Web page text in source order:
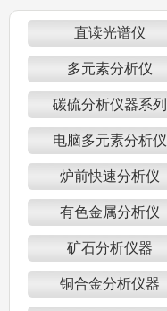
直读光谱仪
多元素分析仪
碳硫分析仪器系列
电脑多元素分析仪
炉前快速分析仪
有色金属分析仪
矿石分析仪器
铜合金分析仪器